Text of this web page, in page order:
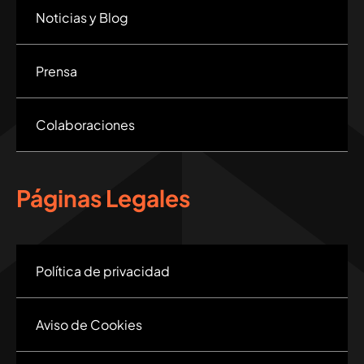
Noticias y Blog
Prensa
Colaboraciones
Páginas Legales
Política de privacidad
Aviso de Cookies